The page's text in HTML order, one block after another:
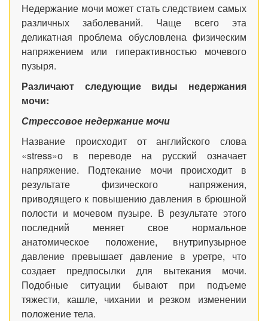
Недержание мочи может стать следствием самых
различных заболеваний. Чаще всего эта
деликатная проблема обусловлена физическим
напряжением или гиперактивностью мочевого
пузыря.
Различают следующие виды недержания
мочи:
Стрессовое недержание мочи
Название происходит от английского слова
«stress»о в переводе на русский означает
напряжение. Подтекание мочи происходит в
результате физического напряжения,
приводящего к повышению давления в брюшной
полости и мочевом пузыре. В результате этого
последний меняет свое нормальное
анатомическое положение, внутрипузырное
давление превышает давление в уретре, что
создает предпосылки для вытекания мочи.
Подобные ситуации бывают при подъеме
тяжести, кашле, чихании и резком изменении
положение тела.